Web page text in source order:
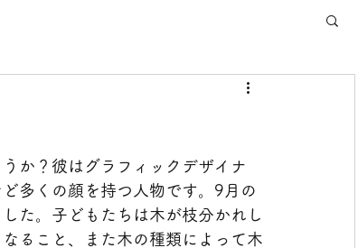
か？彼はグラフィックデザイナ
多くの顔を持つ人物です。9月の
た。子どもたちは木が枝分かれし
ること、また木の種類によって木